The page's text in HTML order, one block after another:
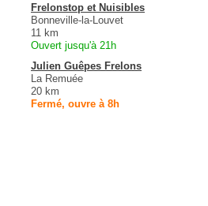
Frelonstop et Nuisibles
Bonneville-la-Louvet
11 km
Ouvert jusqu'à 21h
Julien Guêpes Frelons
La Remuée
20 km
Fermé, ouvre à 8h